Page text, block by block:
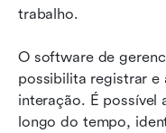
trabalho.
O software de
possibilita registrar e
interação. É possível
longo do tempo,